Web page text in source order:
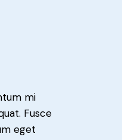
mi
Fusce
eget